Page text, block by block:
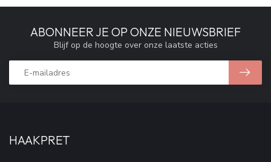
ABONNEER JE OP ONZE NIEUWSBRIEF
Blijf op de hoogte over onze laatste acties
HAAKPRET